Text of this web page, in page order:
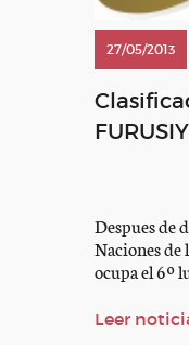
27/05/2013
Despues de
Naciones
ocupa el 6º
Leer